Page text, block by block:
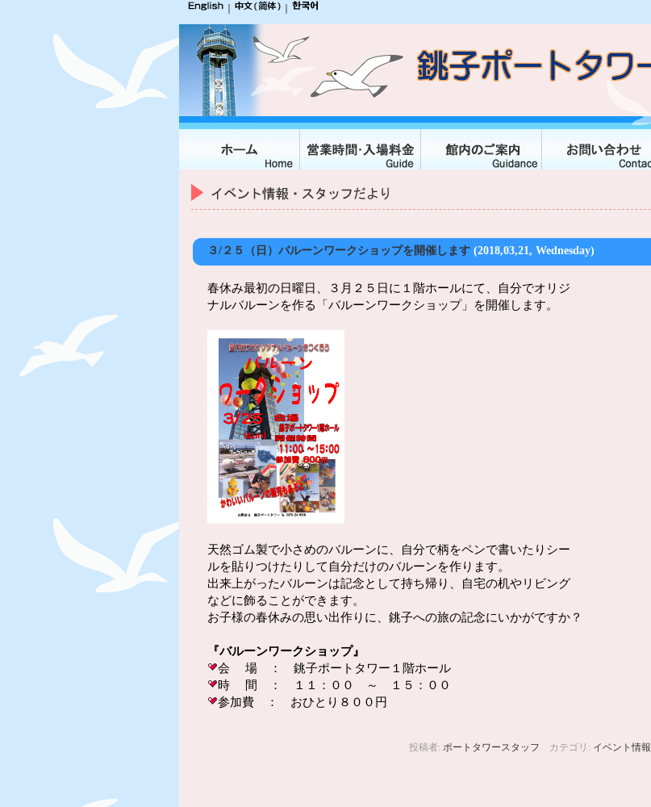
３/２５（日）バルーンワークショップを開催します (2018,03,21, Wednesday)
春休み最初の日曜日、３月２５日に１階ホールにて、自分でオリジ
ナルバルーンを作る「バルーンワークショップ」を開催します。
天然ゴム製で小さめのバルーンに、自分で柄をペンで書いたりシー
ルを貼りつけたりして自分だけのバルーンを作ります。
出来上がったバルーンは記念として持ち帰り、自宅の机やリビング
などに飾ることができます。
お子様の春休みの思い出作りに、銚子への旅の記念にいかがですか？
『バルーンワークショップ』
会 場 ： 銚子ポートタワー１階ホール
時 間 ： １１：００ ～ １５：００
参加費 ： おひとり８００円
投稿者: ポートタワースタッフ カテゴリ: イベント情報